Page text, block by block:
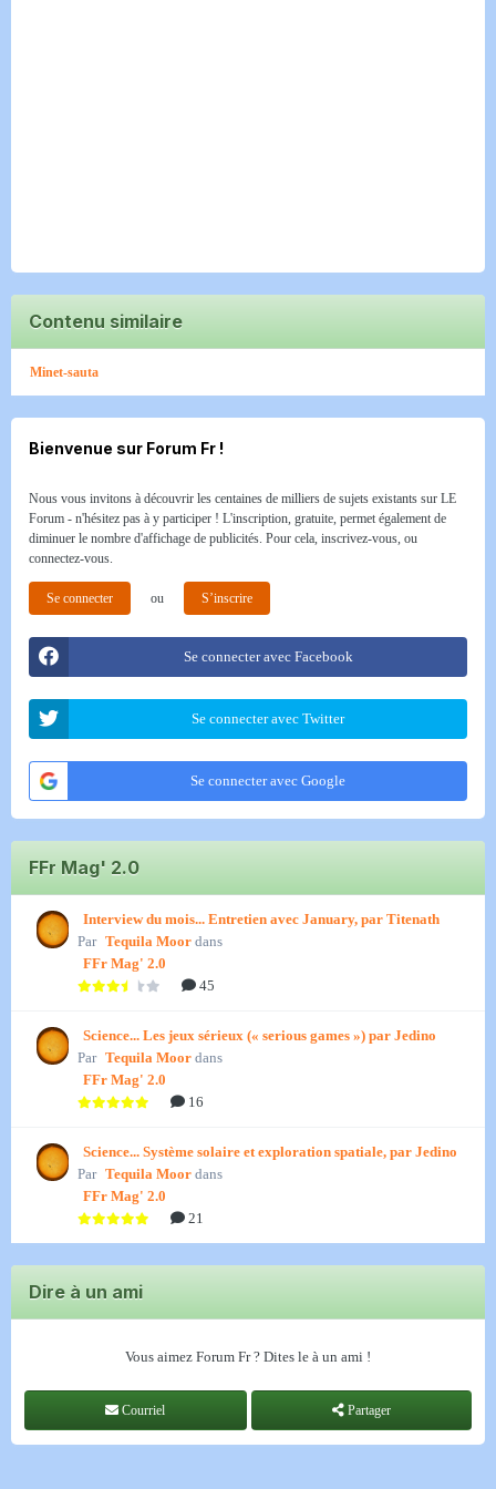
Contenu similaire
Minet-sauta
Bienvenue sur Forum Fr !
Nous vous invitons à découvrir les centaines de milliers de sujets existants sur LE
Forum - n'hésitez pas à y participer ! L'inscription, gratuite, permet également de
diminuer le nombre d'affichage de publicités. Pour cela, inscrivez-vous, ou
connectez-vous.
Se connecter ou S’inscrire
Se connecter avec Facebook
Se connecter avec Twitter
Se connecter avec Google
FFr Mag' 2.0
Interview du mois... Entretien avec January, par Titenath
Par Tequila Moor dans
FFr Mag' 2.0
45
Science... Les jeux sérieux (« serious games ») par Jedino
Par Tequila Moor dans
FFr Mag' 2.0
16
Science... Système solaire et exploration spatiale, par Jedino
Par Tequila Moor dans
FFr Mag' 2.0
21
Dire à un ami
Vous aimez Forum Fr ? Dites le à un ami !
Courriel Partager